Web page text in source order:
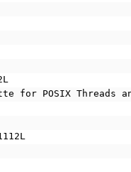
for POSIX Threads